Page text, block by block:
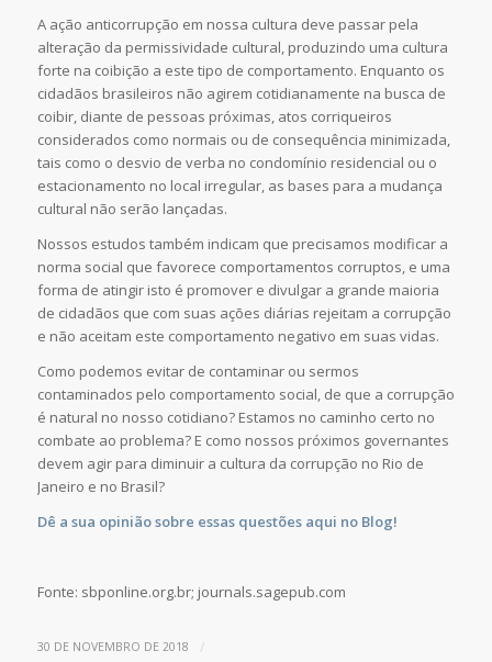
A ação anticorrupção em nossa cultura deve passar pela
alteração da permissividade cultural, produzindo uma cultura
forte na coibição a este tipo de comportamento. Enquanto os
cidadãos brasileiros não agirem cotidianamente na busca de
coibir, diante de pessoas próximas, atos corriqueiros
considerados como normais ou de consequência minimizada,
tais como o desvio de verba no condomínio residencial ou o
estacionamento no local irregular, as bases para a mudança
cultural não serão lançadas.
Nossos estudos também indicam que precisamos modificar a
norma social que favorece comportamentos corruptos, e uma
forma de atingir isto é promover e divulgar a grande maioria
de cidadãos que com suas ações diárias rejeitam a corrupção
e não aceitam este comportamento negativo em suas vidas.
Como podemos evitar de contaminar ou sermos
contaminados pelo comportamento social, de que a corrupção
é natural no nosso cotidiano? Estamos no caminho certo no
combate ao problema? E como nossos próximos governantes
devem agir para diminuir a cultura da corrupção no Rio de
Janeiro e no Brasil?
Dê a sua opinião sobre essas questões aqui no Blog!
Fonte: sbponline.org.br; journals.sagepub.com
30 DE NOVEMBRO DE 2018 /